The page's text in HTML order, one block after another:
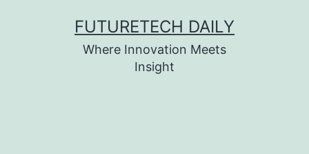
FUTURETECH DAILY
Where Innovation Meets
Insight